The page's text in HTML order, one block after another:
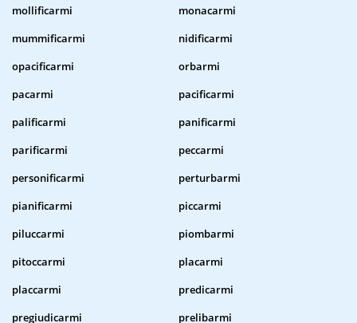
mollificarmi
monacarmi
mummificarmi
nidificarmi
opacificarmi
orbarmi
pacarmi
pacificarmi
palificarmi
panificarmi
parificarmi
peccarmi
personificarmi
perturbarmi
pianificarmi
piccarmi
piluccarmi
piombarmi
pitoccarmi
placarmi
placcarmi
predicarmi
pregiudicarmi
prelibarmi